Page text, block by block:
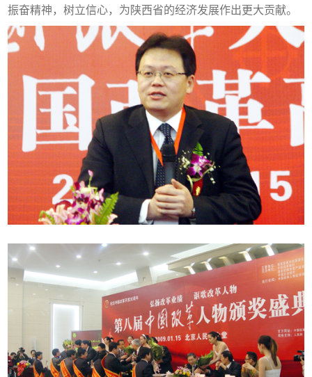
振奋精神，树立信心，为陕西省的经济发展作出更大贡献。